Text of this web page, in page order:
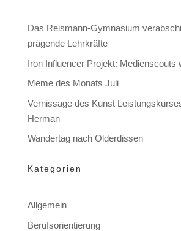
Das Reismann-Gymnasium
prägende Lehrkräfte
Iron Influencer Projekt: Medienscouts
Meme des Monats Juli
Vernissage des Kunst
Herman
Wandertag nach Olderdissen
Kategorien
Allgemein
Berufsorientierung